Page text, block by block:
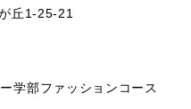
丘1-25-21
学部ファッションコース